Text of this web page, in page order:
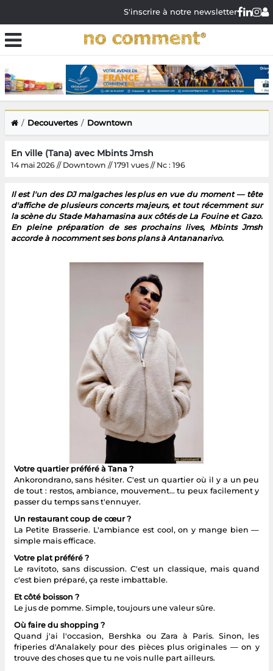
S'inscrire à notre newsletter
Decouvertes Downtown
En ville (Tana) avec Mbints Jmsh
14 mai 2026 // Downtown // 1791 vues // Nc : 196
Il est l'un des DJ malgaches les plus en vue du moment — tête
d'affiche de plusieurs concerts majeurs, et tout récemment sur
la scène du Stade Mahamasina aux côtés de La Fouine et Gazo.
En pleine préparation de ses prochains lives, Mbints Jmsh
accorde à nocomment ses bons plans à Antananarivo.
Votre quartier préféré à Tana ?
Ankorondrano, sans hésiter. C'est un quartier où il y a un peu
de tout : restos, ambiance, mouvement… tu peux facilement y
passer du temps sans t'ennuyer.
Un restaurant coup de cœur ?
La Petite Brasserie. L'ambiance est cool, on y mange bien —
simple mais efficace.
Votre plat préféré ?
Le ravitoto, sans discussion. C'est un classique, mais quand
c'est bien préparé, ça reste imbattable.
Et côté boisson ?
Le jus de pomme. Simple, toujours une valeur sûre.
Où faire du shopping ?
Quand j'ai l'occasion, Bershka ou Zara à Paris. Sinon, les
friperies d'Analakely pour des pièces plus originales — on y
trouve des choses que tu ne vois nulle part ailleurs.